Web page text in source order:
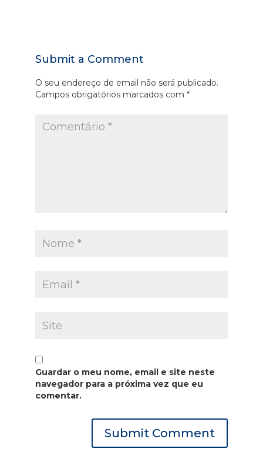
Submit a Comment
O seu endereço de email não será publicado.
Campos obrigatórios marcados com *
Guardar o meu nome, email e site neste
navegador para a próxima vez que eu
comentar.